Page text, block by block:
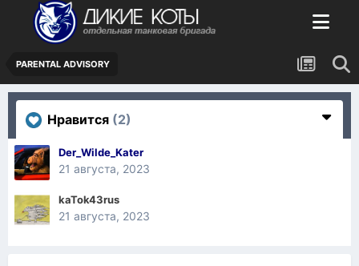
PARENTAL ADVISORY
Нравится (2)
Der_Wilde_Kater
21 августа, 2023
kaTok43rus
21 августа, 2023